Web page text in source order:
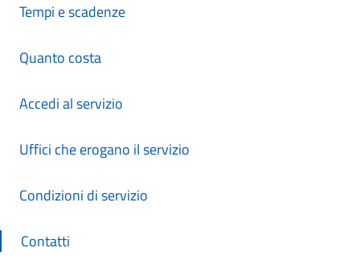
Tempi e scadenze
Quanto costa
Accedi al servizio
Uffici che erogano il servizio
Condizioni di servizio
Contatti